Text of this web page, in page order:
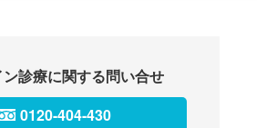
診療に関する問い合せ
0120-404-430